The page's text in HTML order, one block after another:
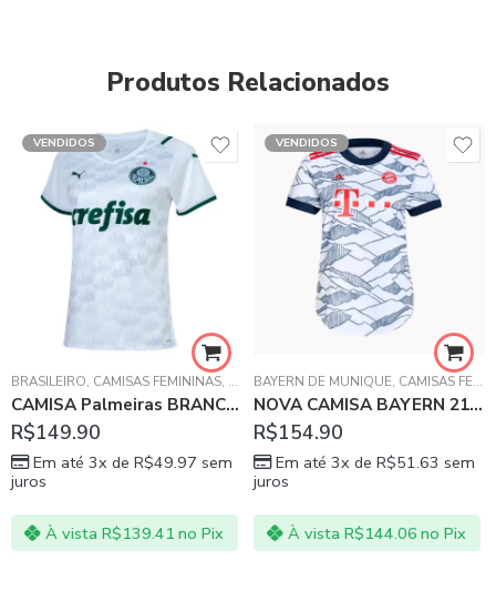
Produtos Relacionados
VENDIDOS
BRASILEIRO, CAMISAS FEMININAS, PALMEIRAS
CAMISA Palmeiras BRANCA 21/22 – FEMININA
R$149.90
Em até 3x de R$49.97 sem
juros
À vista R$139.41 no Pix
VENDIDOS
BAYERN DE MUNIQUE, CAMISAS FEMININAS
NOVA CAMISA BAYERN 21/22 FEMININA
R$154.90
Em até 3x de R$51.63 sem
juros
À vista R$144.06 no Pix